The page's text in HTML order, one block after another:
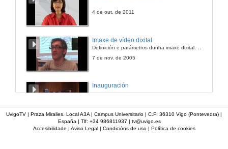
4 de out. de 2011
Imaxe de vídeo dixital
Definición e parámetros dunha imaxe dixital. Resolución e Aspecto. Profundidade da cor. Compresión. Frame por segundo. Entrelazado. Campos, cadros
7 de nov. de 2005
Inauguración
UvigoTV | Praza Miralles. Local A3A | Campus Universitario | C.P. 36310 Vigo (Pontevedra) |
España | Tlf: +34 986811937 | tv@uvigo.es
Accesibilidade | Aviso Legal| Condicións de uso| Política de cookies